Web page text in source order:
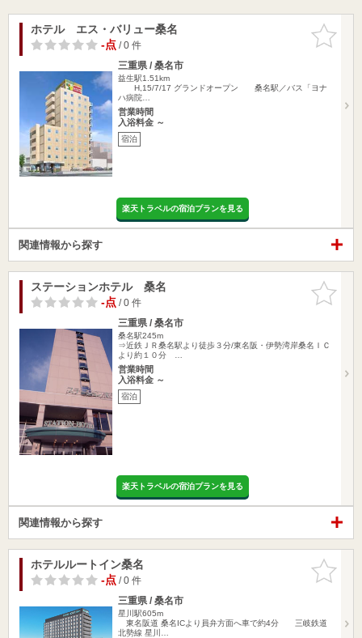
お気に入
りに追加
ホテル エス・バリュー桑名
-点/ 0 件
三重県 / 桑名市
益生駅1.51km
H,15/7/17 グランドオープン 桑名駅／バス「ヨナ
ハ病院…
営業時間
入浴料金 ～
宿泊
楽天トラベルの宿泊プランを見る
関連情報から探す
お気に入
りに追加
ステーションホテル 桑名
-点/ 0 件
三重県 / 桑名市
桑名駅245m
⇒近鉄ＪＲ桑名駅より徒歩３分/東名阪・伊勢湾岸桑名ＩＣ
より約１０分 …
営業時間
入浴料金 ～
宿泊
楽天トラベルの宿泊プランを見る
関連情報から探す
お気に入
りに追加
ホテルルートイン桑名
-点/ 0 件
三重県 / 桑名市
星川駅605m
東名阪道 桑名ICより員弁方面へ車で約4分 三岐鉄道
北勢線 星川…